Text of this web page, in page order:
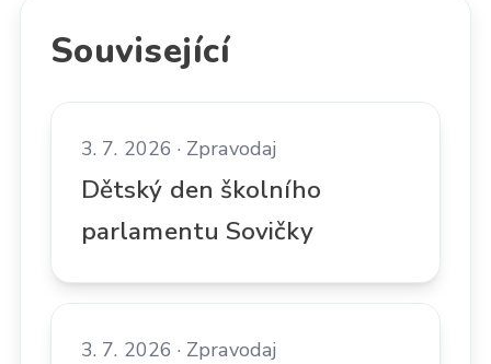
Související
3. 7. 2026 · Zpravodaj
Dětský den školního
parlamentu Sovičky
3. 7. 2026 · Zpravodaj